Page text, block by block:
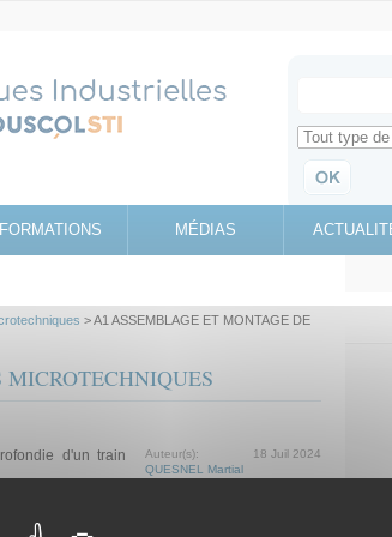
Search for
Retrouvez toute
FORMATIONS MÉDIAS
> A1 ASSEMBLAGE ET MONTAGE DE
18 Juil 2024
Auteur(s):
QUESNEL Martial
d'un train